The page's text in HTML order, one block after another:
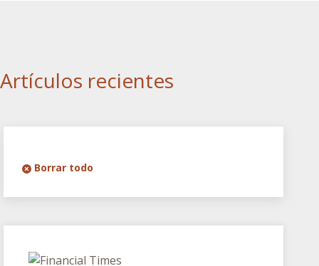
Artículos recientes
Borrar todo